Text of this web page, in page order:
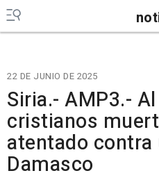
22 DE JUNIO DE 2025
Siria.- AMP3.-
cristianos
atentado contra
Damasco